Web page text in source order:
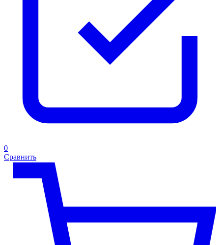
0
Сравнить